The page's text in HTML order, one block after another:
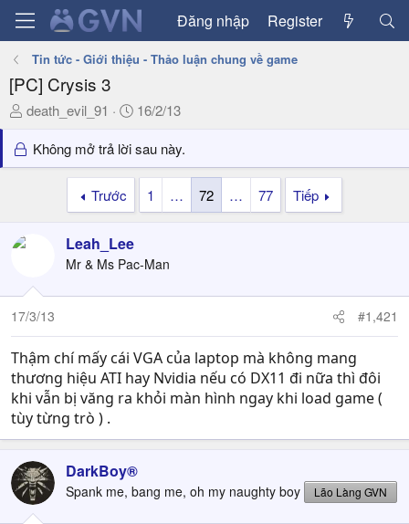
Đăng nhập Register
Tin tức - Giới thiệu - Thảo luận chung về game
[PC] Crysis 3
T
r
e
e
r
death_evil_91
N
à
y
16/2/13
Không mở trả lời sau này.
Trước 1 … 72 … 77 Tiếp
Leah_Lee
Mr & Ms Pac-Man
17/3/13 #1,421
Thậm chí mấy cái VGA của laptop mà không mang
thương hiệu ATI hay Nvidia nếu có DX11 đi nữa thì đôi
khi vẫn bị văng ra khỏi màn hình ngay khi load game (
tùy từng trò ) .
DarkBoy®
Spank me, bang me, oh my naughty boy Lão Làng GVN